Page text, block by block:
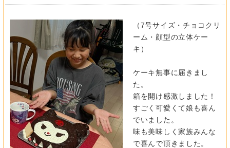
（7号サイズ・チョコクリ
ーム・顔型の立体ケー
キ）
ケーキ無事に届きまし
た。
箱を開け感激しました！
すごく可愛くて娘も喜ん
でいました。
味も美味しく家族みんな
で喜んで頂きました。